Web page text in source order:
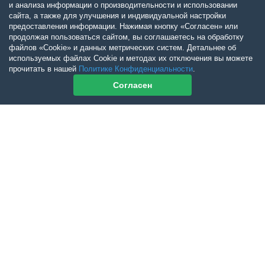
и анализа информации о производительности и использовании
сайта, а также для улучшения и индивидуальной настройки
предоставления информации. Нажимая кнопку «Согласен» или
продолжая пользоваться сайтом, вы соглашаетесь на обработку
файлов «Cookie» и данных метрических систем. Детальнее об
используемых файлах Cookie и методах их отключения вы можете
прочитать в нашей Политике Конфиденциальности.
Согласен